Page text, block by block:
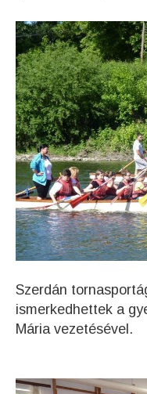
Szerdán
ismerkedhettek a
Mária vezetésével.